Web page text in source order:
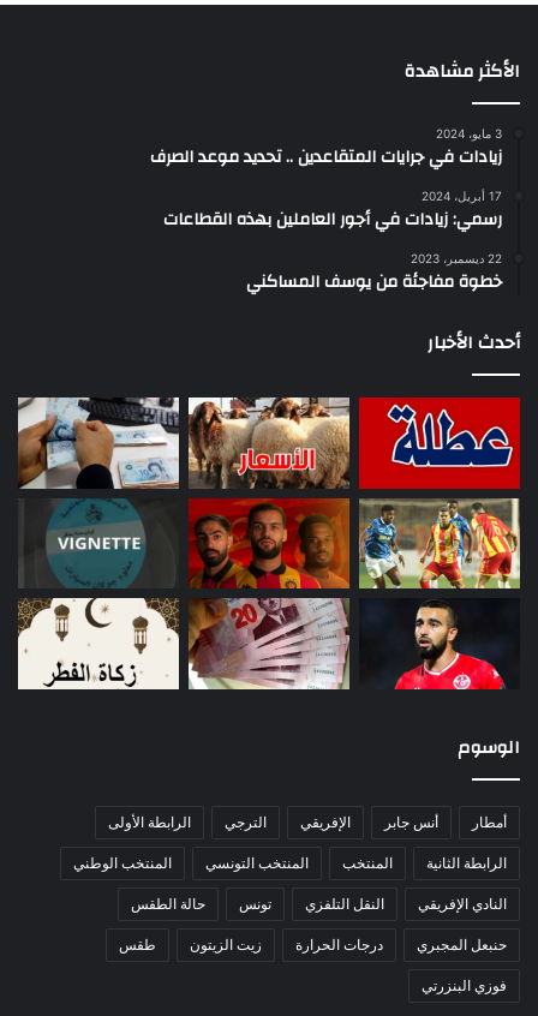
الأكثر مشاهدة
3 مايو، 2024
زيادات في جرايات المتقاعدين .. تحديد موعد الصرف
17 أبريل، 2024
رسمي: زيادات في أجور العاملين بهذه القطاعات
22 ديسمبر، 2023
خطوة مفاجئة من يوسف المساكني
أحدث الأخبار
الوسوم
أمطار أنس جابر الإفريقي الترجي الرابطة الأولى
الرابطة الثانية المنتخب المنتخب التونسي المنتخب الوطني
النادي الإفريقي النقل التلفزي تونس حالة الطقس
حنبعل المجبري درجات الحرارة زيت الزيتون طقس
فوزي البنزرتي